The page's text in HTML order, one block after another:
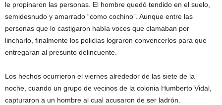
le propinaron las personas. El hombre quedó tendido en el suelo,
semidesnudo y amarrado “como cochino”. Aunque entre las
personas que lo castigaron había voces que clamaban por
lincharlo, finalmente los policías lograron convencerlos para que
entregaran al presunto delincuente.
Los hechos ocurrieron el viernes alrededor de las siete de la
noche, cuando un grupo de vecinos de la colonia Humberto Vidal,
capturaron a un hombre al cual acusaron de ser ladrón.